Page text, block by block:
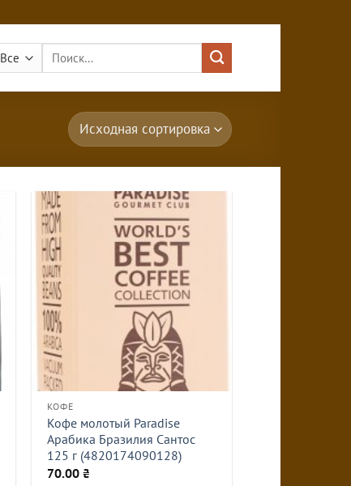
Искать:
КОФЕ
Кофе молотый Paradise
Арабика Бразилия Сантос
125 г (4820174090128)
70.00 ₴